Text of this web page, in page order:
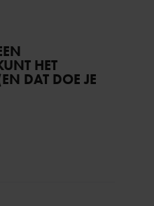
HET
DAT DOE JE